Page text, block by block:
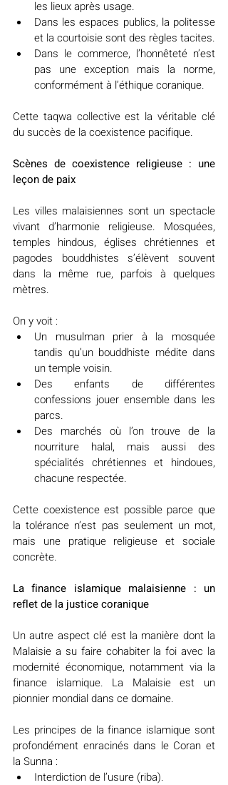
les lieux après usage.
Dans les espaces publics, la politesse
et la courtoisie sont des règles tacites.
Dans le commerce, l’honnêteté n’est
pas une exception mais la norme,
conformément à l’éthique coranique.
Cette taqwa collective est la véritable clé
du succès de la coexistence pacifique.
Scènes de coexistence religieuse : une
leçon de paix
Les villes malaisiennes sont un spectacle
vivant d’harmonie religieuse. Mosquées,
temples hindous, églises chrétiennes et
pagodes bouddhistes s’élèvent souvent
dans la même rue, parfois à quelques
mètres.
On y voit :
Un musulman prier à la mosquée
tandis qu’un bouddhiste médite dans
un temple voisin.
Des enfants de différentes
confessions jouer ensemble dans les
parcs.
Des marchés où l’on trouve de la
nourriture halal, mais aussi des
spécialités chrétiennes et hindoues,
chacune respectée.
Cette coexistence est possible parce que
la tolérance n’est pas seulement un mot,
mais une pratique religieuse et sociale
concrète.
La finance islamique malaisienne : un
reflet de la justice coranique
Un autre aspect clé est la manière dont la
Malaisie a su faire cohabiter la foi avec la
modernité économique, notamment via la
finance islamique. La Malaisie est un
pionnier mondial dans ce domaine.
Les principes de la finance islamique sont
profondément enracinés dans le Coran et
la Sunna :
Interdiction de l’usure (riba).